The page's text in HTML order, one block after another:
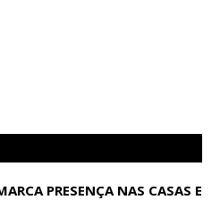
PRESENÇA NAS CASAS E